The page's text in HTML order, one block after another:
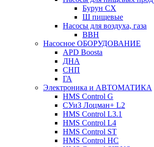
Бурун СХ
Ш пищевые
Насосы для воздуха, газа
ВВН
Насосное ОБОРУДОВАНИЕ
APD Boosta
ДНА
СНП
ГА
Электроника и АВТОМАТИКА
HMS Control G
СУиЗ Лоцман+ L2
HMS Control L3.1
HMS Control L4
HMS Control ST
HMS Control HC